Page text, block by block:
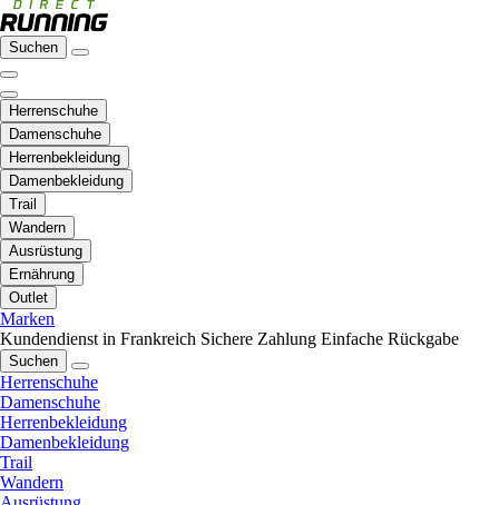
Suchen
Herrenschuhe
Damenschuhe
Herrenbekleidung
Damenbekleidung
Trail
Wandern
Ausrüstung
Ernährung
Outlet
Marken
Kundendienst in Frankreich Sichere Zahlung Einfache Rückgabe
Suchen
Herrenschuhe
Damenschuhe
Herrenbekleidung
Damenbekleidung
Trail
Wandern